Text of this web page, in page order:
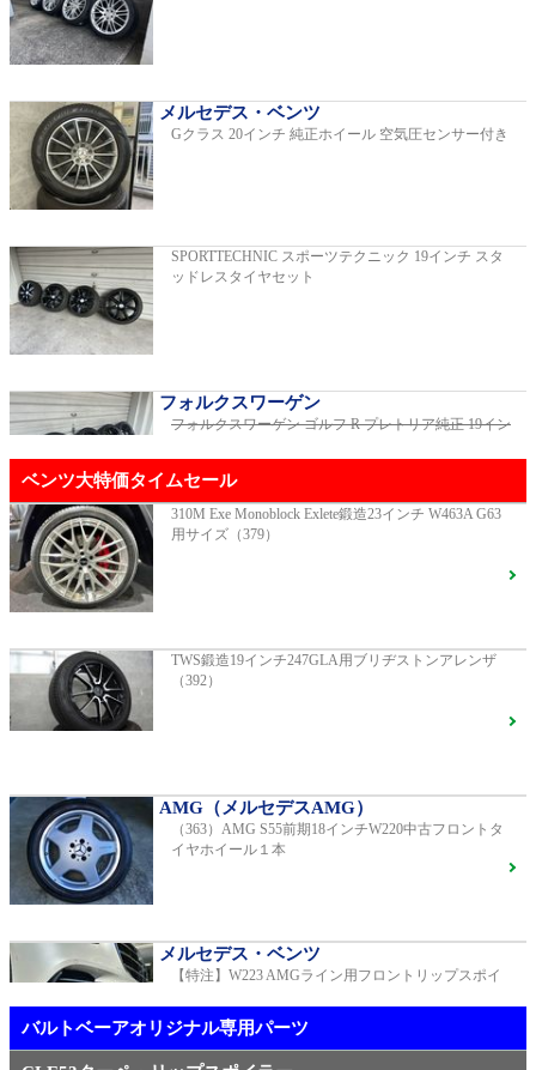
GT53 4MATIC+ ダイナミックプラスパッ
ケージご成約済
2024年モデル 車検2027年01月 走行8,500km
2018年モデル 車検 走行23,500km
ベンツ中古車在庫車情報
メルセデス・ベンツ
Gクラス 20インチ 純正ホイール 空気圧センサー付き
SPORTTECHNIC スポーツテクニック 19インチ スタ
ッドレスタイヤセット
フォルクスワーゲン
フォルクスワーゲン ゴルフ R プレトリア純正 19イン
AMG（メルセデスAMG）
R231 SL400 ロルフハルトゲ20インチアルミホイール
【中古タイヤ美品】ピレリPゼロネロ255/30/20 5分山1
本売り（TY005）
メルセデス・ベンツ
TWS EX-fMⅡ Monoblock 20インチ メルセデスベンツ
専用 中古 W213 E53用（405）
ベンツ大特価タイムセール
310M Exe Monoblock Exlete鍛造23インチ W463A G63
用サイズ（379）
TWS鍛造19インチ247GLA用ブリヂストンアレンザ
（392）
AMG（メルセデスAMG）
（363）AMG S55前期18インチW220中古フロントタ
イヤホイール１本
メルセデス・ベンツ
【特注】W223 AMGライン用フロントリップスポイ
バルトベーアオリジナル専用パーツ